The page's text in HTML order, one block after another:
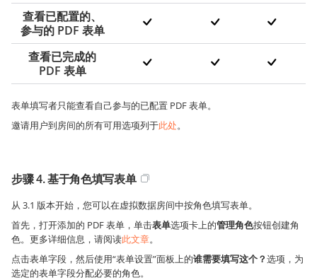
查看已配置的、
参与的 PDF 表单
查看已完成的
PDF 表单
表单填写者只能查看自己参与的已配置 PDF 表单。
邀请用户到房间的所有可用选项列于此处。
步骤 4. 基于角色填写表单
从 3.1 版本开始，您可以在虚拟数据房间中按角色填写表单。
首先，打开添加的 PDF 表单，单击表单选项卡上的管理角色按钮创建角
色。更多详细信息，请阅读此文章。
点击表单字段，然后使用“表单设置”面板上的谁需要填写这个？选项，为
选定的表单字段分配必要的角色。